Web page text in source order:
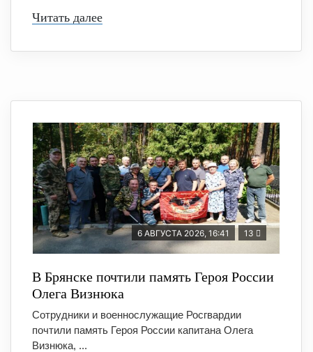
Читать далее
6 АВГУСТА 2026, 16:41 13
В Брянске почтили память Героя России
Олега Визнюка
Сотрудники и военнослужащие Росгвардии
почтили память Героя России капитана Олега
Визнюка, ...